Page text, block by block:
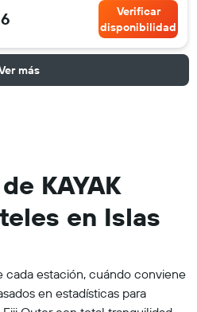
Verificar
disponibilidad
más
KAYAK
en Islas
cada estación, cuándo conviene
en estadísticas para